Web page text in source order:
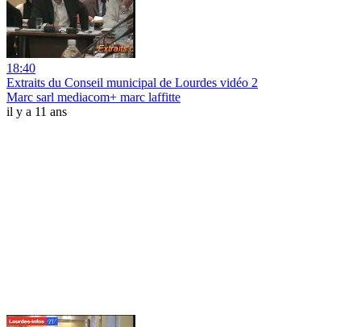
18:40
Extraits du Conseil municipal de Lourdes vidéo 2
Marc sarl mediacom+ marc laffitte
il y a 11 ans